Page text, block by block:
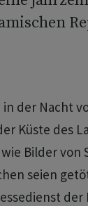
der Nacht
Küste des
Bilder von
seien
der